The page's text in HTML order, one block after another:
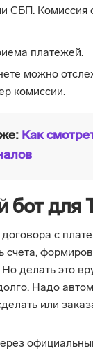
СБП. Комиссия
платежей.
можно
комиссии.
Как
бот для
с
счета,
делать это
Надо
или